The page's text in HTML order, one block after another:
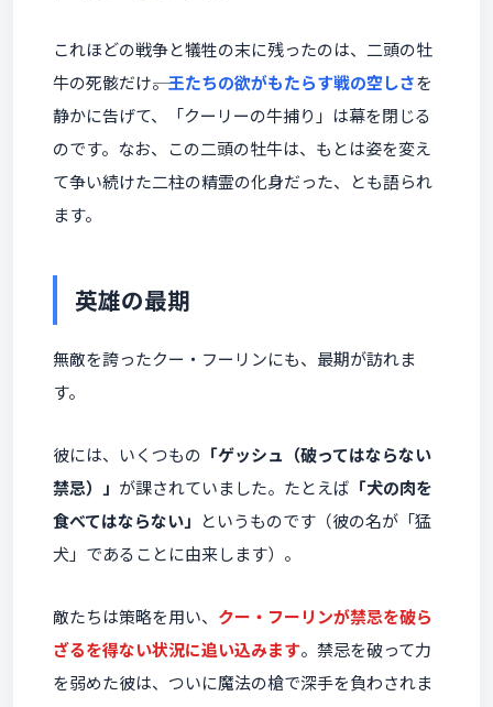
これほどの戦争と犠牲の末に残ったのは、二頭の牡
牛の死骸だけ――。王たちの欲がもたらす戦の空しさを
静かに告げて、「クーリーの牛捕り」は幕を閉じる
のです。なお、この二頭の牡牛は、もとは姿を変え
て争い続けた二柱の精霊の化身だった、とも語られ
ます。
英雄の最期
無敵を誇ったクー・フーリンにも、最期が訪れま
す。
彼には、いくつもの 「ゲッシュ（破ってはならない
禁忌）」 が課されていました。たとえば 「犬の肉を
食べてはならない」 というものです（彼の名が「猛
犬」であることに由来します）。
敵たちは策略を用い、 クー・フーリンが禁忌を破ら
ざるを得ない状況に追い込みます。禁忌を破って力
を弱めた彼は、ついに魔法の槍で深手を負わされま